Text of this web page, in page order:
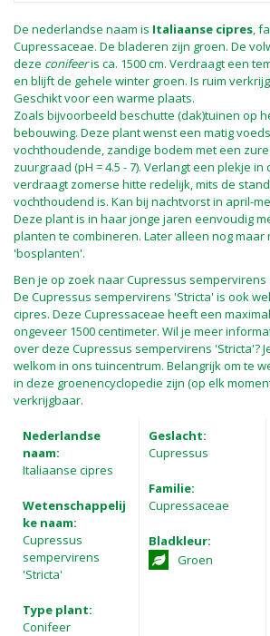
De nederlandse naam is Italiaanse cipres,
Cupressaceae. De bladeren zijn groen. De
deze conifeeris ca. 1500 cm. Verdraagt een
en blijft de gehele winter groen. Is ruim
Geschikt voor een warme plaats.
Zoals bijvoorbeeld beschutte (dak)tuinen op
bebouwing. Deze plant wenst een matig
vochthoudende, zandige bodem met een
zuurgraad (pH = 4.5 - 7). Verlangt een plekje in
verdraagt zomerse hitte redelijk, mits de
vochthoudend is. Kan bij nachtvorst in april-
Deze plant is in haar jonge jaren eenvoudig
planten te combineren. Later alleen nog maar
'bosplanten'.
Ben je op zoek naar Cupressus sempervirens
De Cupressus sempervirens 'Stricta' is ook
cipres. Deze Cupressaceae heeft een
ongeveer 1500 centimeter. Wil je meer
over deze Cupressus sempervirens 'Stricta'?
welkom in ons tuincentrum. Belangrijk om te
in deze groenencyclopedie zijn (op elk
verkrijgbaar.
Nederlandse
naam:
Italiaanse cipres
Wetenschappelij
ke naam:
Cupressus
sempervirens
'Stricta'
Type plant:
Conifeer
Geslacht:
Cupressus
Familie:
Cupressaceae
Bladkleur:
Groen